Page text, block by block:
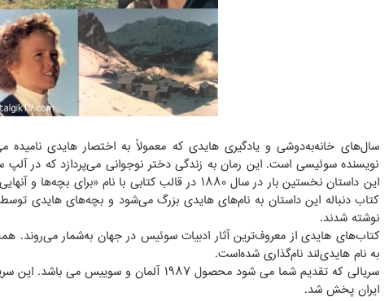
سال‌های خانه‌به‌دوشی و یادگیری هایدی که معمولاً به اختصار هایدی نامیده
نویسنده سوئیسی است. این رمان به زندگی دختر نوجوانی می‌پردازد که در
این داستان نخستین بار در سال ۱۸۸۰ در قالب کتابی با نام
کتاب دنباله این داستان به نام‌های هایدی بزرگ می‌شود و بچه‌های هایدی توسط
نوشته شدند.
کتاب‌های هایدی از معروف‌ترین آثار ادبیات سوئیس در جهان به‌شمار
به نام هایدی‌لند نام‌گذاری شده‌است.
سریالی که تقدیم شما می شود محصول ۱۹۸۷ آلمان و
ایران پخش شد.